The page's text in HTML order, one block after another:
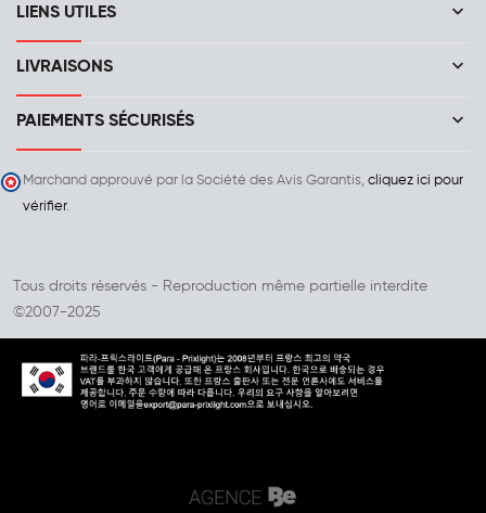
LIENS UTILES keyboard_arrow_down
LIVRAISONS keyboard_arrow_down
PAIEMENTS SÉCURISÉS keyboard_arrow_down
Marchand approuvé par la Société des Avis Garantis, cliquez ici pour
vérifier.
Tous droits réservés - Reproduction même partielle interdite
©2007-2025